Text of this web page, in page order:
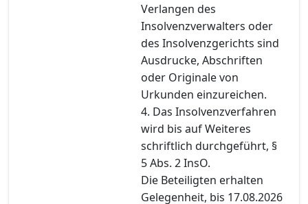
Verlangen des
Insolvenzverwalters oder
des Insolvenzgerichts sind
Ausdrucke, Abschriften
oder Originale von
Urkunden einzureichen.
4. Das Insolvenzverfahren
wird bis auf Weiteres
schriftlich durchgeführt, §
5 Abs. 2 InsO.
Die Beteiligten erhalten
Gelegenheit, bis 17.08.2026